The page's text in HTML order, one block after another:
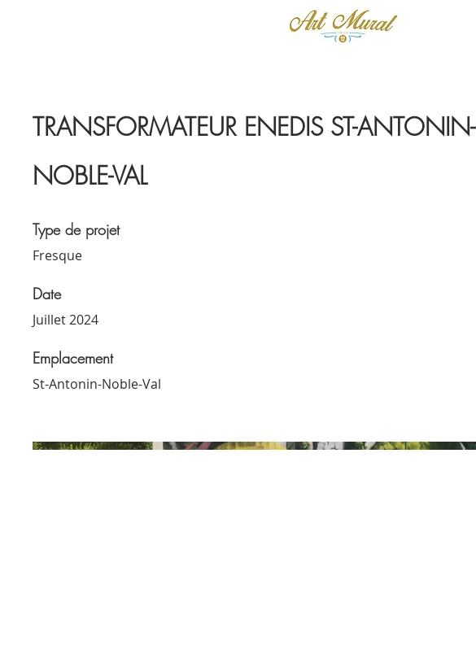
TRANSFORMATEUR ENEDIS ST-ANTONIN-
NOBLE-VAL
Type de projet
Fresque
Date
Juillet 2024
Emplacement
St-Antonin-Noble-Val